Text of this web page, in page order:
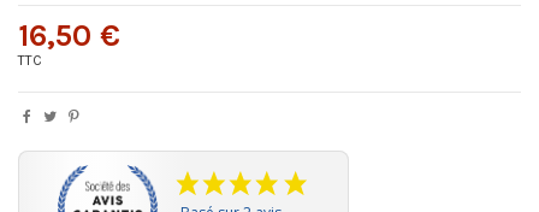
16,50 €
TTC